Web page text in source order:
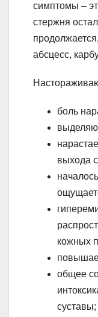
симптомы –
стержня
абсцесс,
боль
выхода
кожных
общее
суставы;